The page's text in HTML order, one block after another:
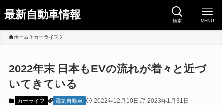
最新自動車情報 検索 MENU
ホーム カーライフ
2022年末 日本もEVの流れが着々と近づ
いてきている
カーライフ 電気自動車 2022年12月10日
2023年1月31日